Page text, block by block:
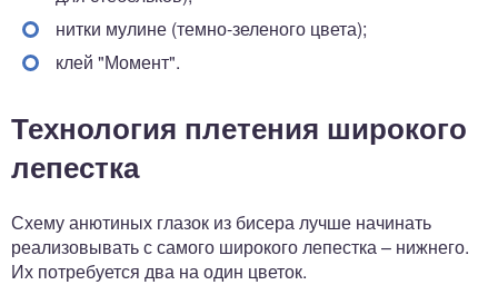
нитки мулине (темно-зеленого цвета);
клей "Момент".
Технология плетения широкого
лепестка
Схему анютиных глазок из бисера лучше начинать
реализовывать с самого широкого лепестка – нижнего.
Их потребуется два на один цветок.